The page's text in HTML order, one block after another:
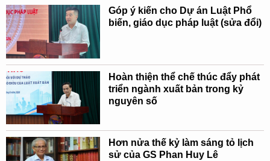
Góp ý kiến cho Dự án Luật Phổ
biến, giáo dục pháp luật (sửa đổi)
Hoàn thiện thể chế thúc đẩy phát
triển ngành xuất bản trong kỷ
nguyên số
Hơn nửa thế kỷ làm sáng tỏ lịch
sử của GS Phan Huy Lê